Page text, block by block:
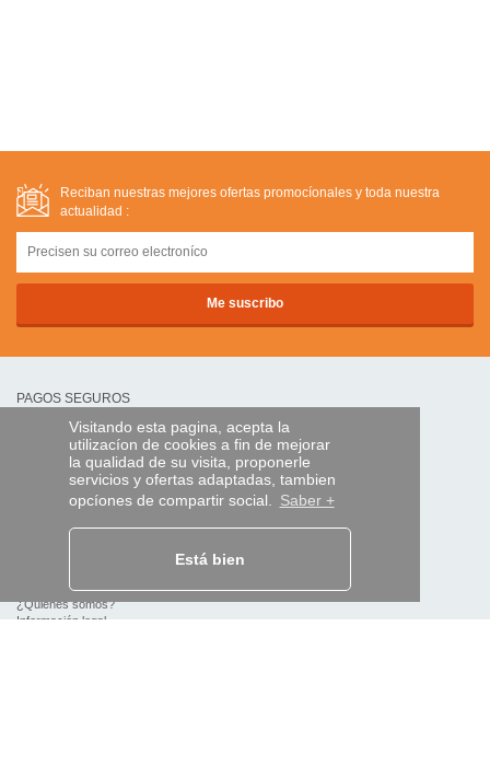
Visitando esta pagina, acepta la
utilizacíon de cookies a fin de mejorar
la qualidad de su visita, proponerle
servicios y ofertas adaptadas, tambien
opcíones de compartir social. Saber +
Está bien
Reciban nuestras mejores ofertas promocíonales y toda nuestra
actualidad :
PAGOS SEGUROS
transferencia bancaria
AYUDA Y SERVICIOS
Localice su envío
¿Quiénes somos?
Información legal